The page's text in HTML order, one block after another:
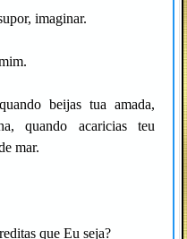
imaginar.
beijas tua amada,
quando acaricias teu
mar.
que Eu seja?